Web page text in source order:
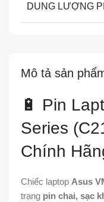
Mô tả sản
🔋 Pin
Series
Chính
Chiếc laptop Asus
trạng pin chai, sạc
DUNG LƯỢNG